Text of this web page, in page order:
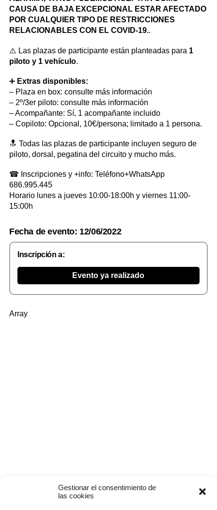
Gestionar el consentimiento de
las cookies
CAUSA DE BAJA EXCEPCIONAL ESTAR AFECTADO
POR CUALQUIER TIPO DE RESTRICCIONES
RELACIONABLES CON EL COVID-19..
⚠️ Las plazas de participante están planteadas para 1
piloto y 1 vehículo.
➕ Extras disponibles:
– Plaza en box: consulte más información
– 2º/3er piloto: consulte más información
– Acompañante: Sí, 1 acompañante incluido
– Copiloto: Opcional, 10€/persona; limitado a 1 persona.
🔝 Todas las plazas de participante incluyen seguro de
piloto, dorsal, pegatina del circuito y mucho más.
☎ Inscripciones y +info: Teléfono+WhatsApp
686.995.445
Horario lunes a jueves 10:00-18:00h y viernes 11:00-
15:00h
Fecha de evento: 12/06/2022
Inscripción a:
Evento ya realizado
Array